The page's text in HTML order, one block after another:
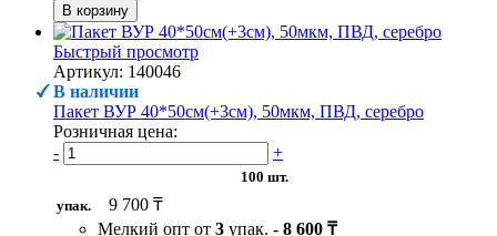
В корзину
Быстрый просмотр
Артикул: 140046
В наличии
Пакет ВУР 40*50см(+3см), 50мкм, ПВД, серебро
Розничная цена:
-
+
100 шт.
упак.
9 700 ₸
Мелкий опт от 3 упак. - 8 600 ₸